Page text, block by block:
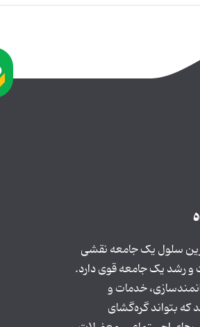
سلول یک جامعه نقشی
و رشد یک جامعه قوی دارد.
خدمات و
که بتواند گره‌گشای